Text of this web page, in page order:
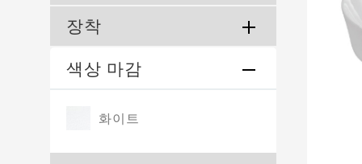
장착
색상 마감
화이트